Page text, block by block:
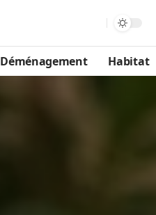
Déménagement Habitat